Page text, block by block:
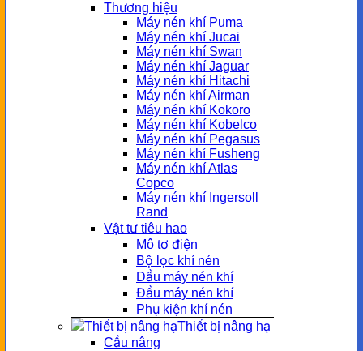
Thương hiệu
Máy nén khí Puma
Máy nén khí Jucai
Máy nén khí Swan
Máy nén khí Jaguar
Máy nén khí Hitachi
Máy nén khí Airman
Máy nén khí Kokoro
Máy nén khí Kobelco
Máy nén khí Pegasus
Máy nén khí Fusheng
Máy nén khí Atlas
Copco
Máy nén khí Ingersoll
Rand
Vật tư tiêu hao
Mô tơ điện
Bộ lọc khí nén
Dầu máy nén khí
Đầu máy nén khí
Phụ kiện khí nén
Thiết bị nâng hạ
Cầu nâng